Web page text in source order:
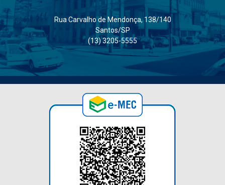
Rua Carvalho de Mendonça, 138/140
Santos/SP
(13) 3205-5555